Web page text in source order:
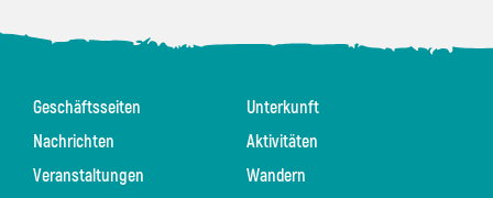
Geschäftsseiten
Nachrichten
Veranstaltungen
Unterkunft
Aktivitäten
Wandern